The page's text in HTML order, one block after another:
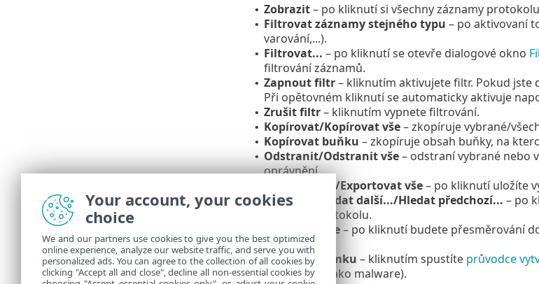
• Zobrazit– po kliknutí si všechny záznamy
• Filtrovat záznamy stejného typu – po aktivovaní
varování,...).
• Filtrovat... – po kliknutí se otevře dialogové okno
filtrování záznamů.
• Zapnout filtr– kliknutím aktivujete filtr. Pokud jste
Při opětovném kliknutí se automaticky aktivuje
• Zrušit filtr– kliknutím vypnete filtrování.
• Kopírovat/Kopírovat vše– zkopíruje vybrané/
• Kopírovat buňku – zkopíruje obsah buňky, na
• Odstranit/Odstranit vše– odstraní vybrané nebo
oprávnění.
Exportovat…/Exportovat vše– po kliknutí uložíte
• Hledat.../Hledat další.../Hledat předchozí... – po
Filtrování protokolu.
Popis detekce– po kliknutí budete přesměrování
hrozbách.
• Vytvořit výjimku – kliknutím spustíte průvodce
detekované jako malware).
Your account, your cookies
choice
We and our partners use cookies to give you the best optimized
online experience, analyze our website traffic, and serve you with
personalized ads. You can agree to the collection of all cookies by
clicking "Accept all and close", decline all non-essential cookies by